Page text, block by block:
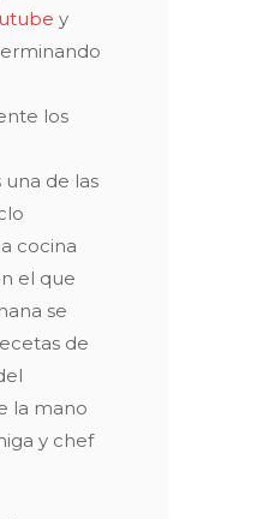
y
los
de las
cocina
el que
se
de
la mano
y chef